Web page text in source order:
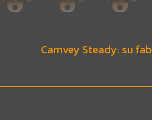
Camvey Steady: su